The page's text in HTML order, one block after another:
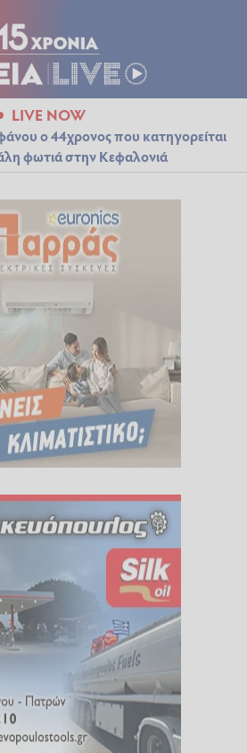
LIVE NOW
ο 44χρονος που κατηγορείται
φωτιά στην Κεφαλονιά